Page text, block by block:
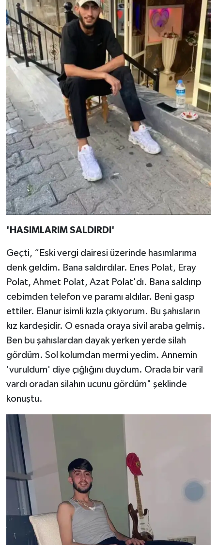
'HASIMLARIM SALDIRDI'
Geçti, “Eski vergi dairesi üzerinde hasımlarıma
denk geldim. Bana saldırdılar. Enes Polat, Eray
Polat, Ahmet Polat, Azat Polat'dı. Bana saldırıp
cebimden telefon ve paramı aldılar. Beni gasp
ettiler. Elanur isimli kızla çıkıyorum. Bu şahısların
kız kardeşidir. O esnada oraya sivil araba gelmiş.
Ben bu şahıslardan dayak yerken yerde silah
gördüm. Sol kolumdan mermi yedim. Annemin
'vuruldum' diye çığlığını duydum. Orada bir varil
vardı oradan silahın ucunu gördüm" şeklinde
konuştu.